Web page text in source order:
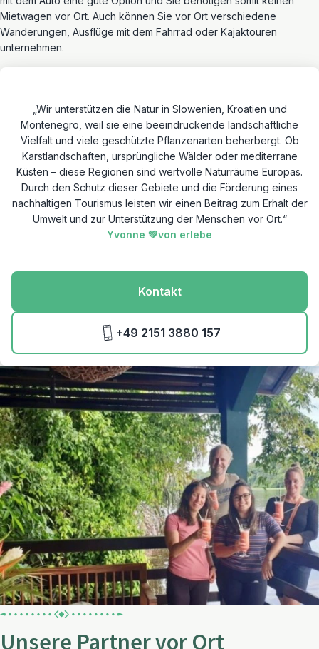
Mietwagen vor Ort. Auch können Sie vor Ort verschiedene
Wanderungen, Ausflüge mit dem Fahrrad oder Kajaktouren
unternehmen.
„Wir unterstützen die Natur in Slowenien, Kroatien und
Montenegro, weil sie eine beeindruckende landschaftliche
Vielfalt und viele geschützte Pflanzenarten beherbergt. Ob
Karstlandschaften, ursprüngliche Wälder oder mediterrane
Küsten – diese Regionen sind wertvolle Naturräume Europas.
Durch den Schutz dieser Gebiete und die Förderung eines
nachhaltigen Tourismus leisten wir einen Beitrag zum Erhalt der
Umwelt und zur Unterstützung der Menschen vor Ort.“
Yvonne 💚von erlebe
Kontakt
+49 2151 3880 157
Unsere Partner vor Ort